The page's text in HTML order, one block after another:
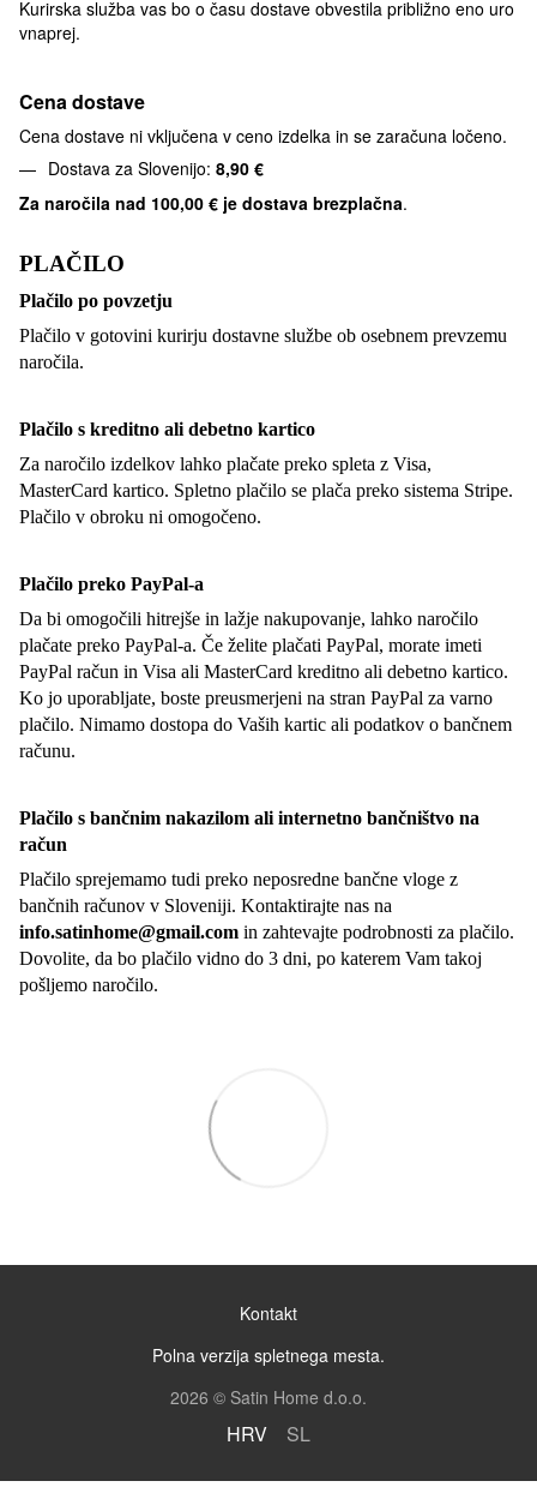
Kurirska služba vas bo o času dostave obvestila približno eno uro
vnaprej.
Cena dostave
Cena dostave ni vključena v ceno izdelka in se zaračuna ločeno.
Dostava za Slovenijo: 8,90 €
Za naročila nad 100,00 € je dostava brezplačna.
PLAČILO
Plačilo po povzetju
Plačilo v gotovini kurirju dostavne službe ob osebnem prevzemu
naročila.
Plačilo s kreditno ali debetno kartico
Za naročilo izdelkov lahko plačate preko spleta z Visa,
MasterCard kartico. Spletno plačilo se plača preko sistema Stripe.
Plačilo v obroku ni omogočeno.
Plačilo preko PayPal-a
Da bi omogočili hitrejše in lažje nakupovanje, lahko naročilo
plačate preko PayPal-a. Če želite plačati PayPal, morate imeti
PayPal račun in Visa ali MasterCard kreditno ali debetno kartico.
Ko jo uporabljate, boste preusmerjeni na stran PayPal za varno
plačilo. Nimamo dostopa do Vaših kartic ali podatkov o bančnem
računu.
Plačilo s bančnim nakazilom ali internetno bančništvo na
račun
Plačilo sprejemamo tudi preko neposredne bančne vloge z
bančnih računov v Sloveniji. Kontaktirajte nas na
info.satinhome@gmail.com in zahtevajte podrobnosti za plačilo.
Dovolite, da bo plačilo vidno do 3 dni, po katerem Vam takoj
pošljemo naročilo.
Kontakt
Polna verzija spletnega mesta.
2026 © Satin Home d.o.o.
HRV SL